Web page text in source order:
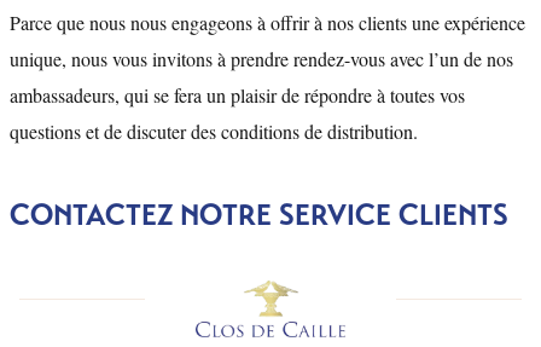
Parce que nous nous engageons à offrir à nos clients une expérience
unique, nous vous invitons à prendre rendez-vous avec l’un de nos
ambassadeurs, qui se fera un plaisir de répondre à toutes vos
questions et de discuter des conditions de distribution.
CONTACTEZ NOTRE SERVICE CLIENTS